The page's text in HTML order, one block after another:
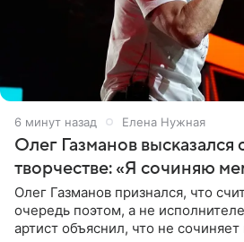
6 минут назад Елена Нужная
Олег Газманов высказался
творчестве: «Я сочиняю
Олег Газманов признался, что
очередь поэтом, а не
артист объяснил, что не